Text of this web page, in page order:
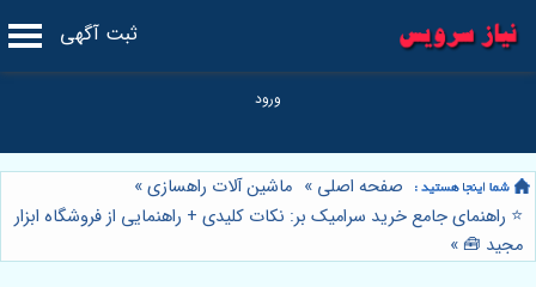
ثبت آگهی
صفحه اصلی » ماشین آلات راهسازی»
⭐️ راهنمای جامع خرید سرامیک بر: نکات کلیدی + راهنمایی از فروشگاه ابزار
مجید 🧰 »